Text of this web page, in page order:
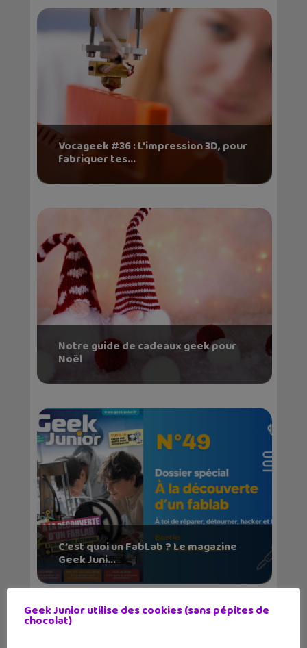
Vocageek #36 : L’impression 3D, pour
fabriquer tes...
Notre guide de cadeaux geek pour
Noël
C’est quoi un FabLab ? Le magazine
Geek Juni...
Geek Junior utilise des cookies (sans pépites de
chocolat)